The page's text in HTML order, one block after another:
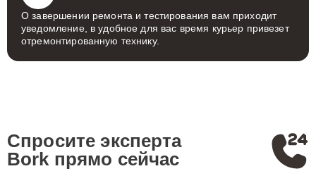
О завершении ремонта и тестирования вам приходит
уведомление, в удобное для вас время курьер привезет
отремонтированную технику.
Спросите эксперта
Bork прямо сейчас